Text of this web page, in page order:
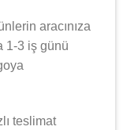
aracınıza
1-3 iş günü
teslimat